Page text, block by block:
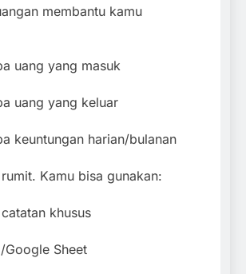
membantu kamu
uang yang masuk
uang yang keluar
keuntungan harian/bulanan
Kamu bisa gunakan:
khusus
Google Sheet